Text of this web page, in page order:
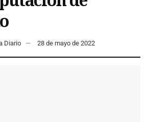
Diario 28 de mayo de 2022